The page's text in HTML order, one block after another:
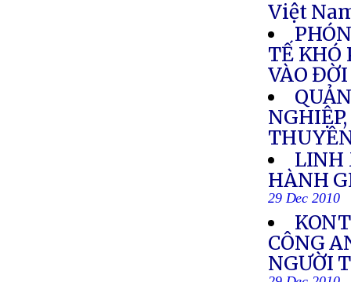
Việt
TẾ KHÓ
VÀO
LINH
HÀNH
29 Dec 2010
CÔNG
NGƯỜI